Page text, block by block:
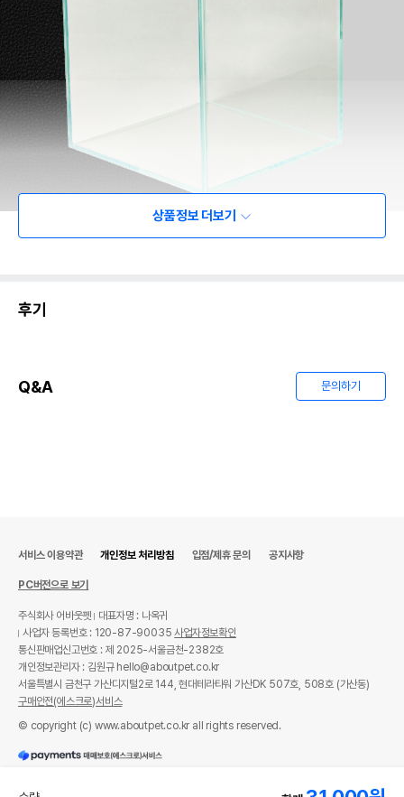
상품정보 더보기
후기
Q&A 문의하기
서비스 이용약관 개인정보 처리방침 입점/제휴 문의 공지사항
PC버전으로 보기
주식회사 어바웃펫
대표자명 : 나옥귀
사업자 등록번호 : 120-87-90035사업자정보확인
통신판매업신고번호 : 제 2025-서울금천-2382호
개인정보관리자 : 김원규 hello@aboutpet.co.kr
서울특별시 금천구 가산디지털2로 144, 현대테라타워 가산DK 507호, 508호 (가산동)
구매안전(에스크로)서비스
© copyright (c) www.aboutpet.co.kr all rights reserved.